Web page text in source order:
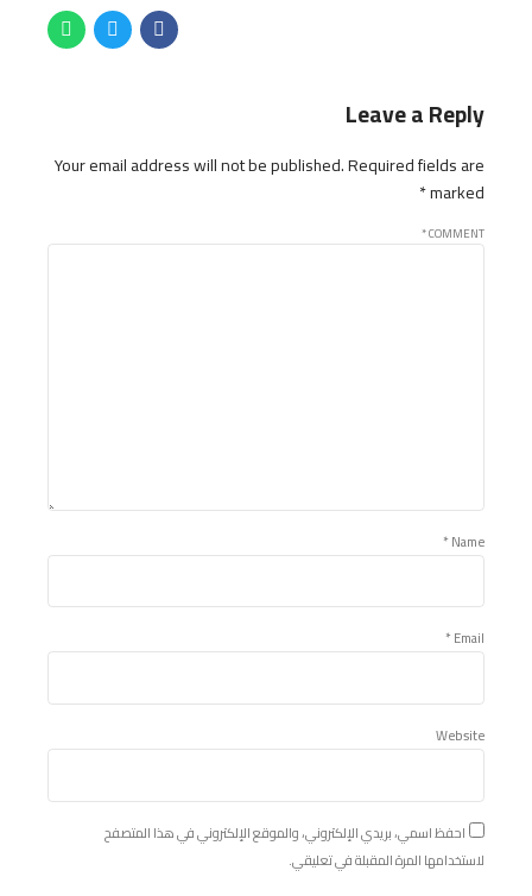
Leave a Reply
Your email address will not be published. Required fields are
marked *
COMMENT
*
Name *
Email *
Website
احفظ اسمي، بريدي الإلكتروني، والموقع الإلكتروني في هذا المتصفح
لاستخدامها المرة المقبلة في تعليقي.